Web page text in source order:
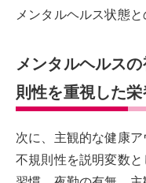
メンタルヘルス状態
メンタルヘルス
則性を重視した
次に、主観的な健康
不規則性を説明変数